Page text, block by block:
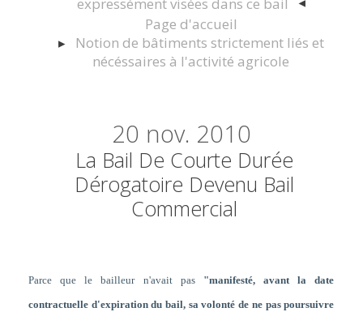
expressément visées dans ce bail
Page d'accueil
Notion de bâtiments strictement liés et
nécéssaires à l'activité agricole
20 nov. 2010
La Bail De Courte Durée
Dérogatoire Devenu Bail
Commercial
Parce que le bailleur n'avait pas "manifesté, avant la date
contractuelle d'expiration du bail, sa volonté de ne pas poursuivre